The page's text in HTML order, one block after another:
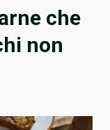
che
non